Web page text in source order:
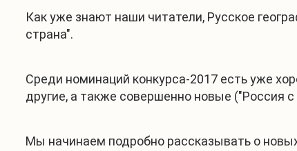
Как уже знают наши читатели, Русское
страна".
Среди номинаций конкурса-2017 есть уже
другие, а также совершенно новые ("Россия
Мы начинаем подробно рассказывать о